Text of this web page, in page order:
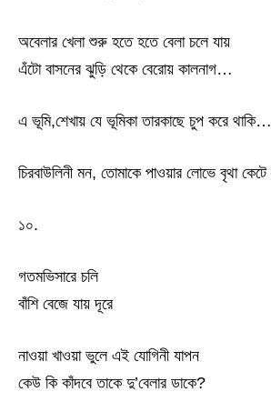
অবেলার খেলা শুরু হতে হতে বেলা চলে যায়
এঁটো বাসনের ঝুড়ি থেকে বেরোয় কালনাগ…
এ ভূমি,শেখায় যে ভূমিকা তারকাছে চুপ করে থাকি…
চিরবাউলিনী মন, তোমাকে পাওয়ার লোভে বৃথা
১০.
গতমভিসারে চলি
বাঁশি বেজে যায় দূরে
নাওয়া খাওয়া ভুলে এই যোগিনী যাপন
কেউ কি কাঁদবে তাকে দু’বেলার ডাকে?